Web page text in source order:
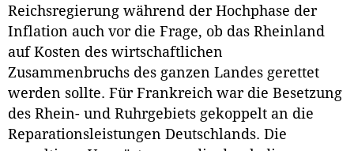
Reichsregierung während der Hochphase der
Inflation auch vor die Frage, ob das Rheinland
auf Kosten des wirtschaftlichen
Zusammenbruchs des ganzen Landes gerettet
werden sollte. Für Frankreich war die Besetzung
des Rhein- und Ruhrgebiets gekoppelt an die
Reparationsleistungen Deutschlands. Die